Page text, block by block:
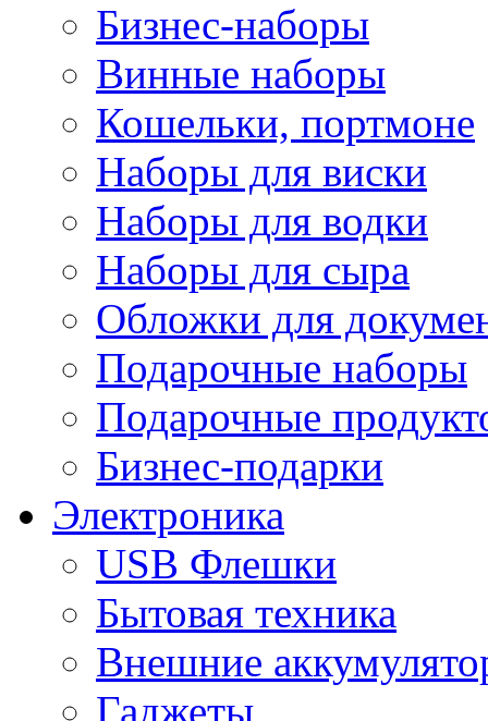
Бизнес-наборы
Винные наборы
Кошельки, портмоне
Наборы для виски
Наборы для водки
Наборы для сыра
Обложки для
Подарочные наборы
Подарочные
Бизнес-подарки
Электроника
USB Флешки
Бытовая техника
Внешние
Гаджеты